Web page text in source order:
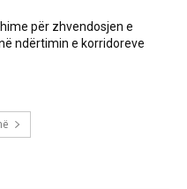
për zhvendosjen e
ndërtimin e korridoreve